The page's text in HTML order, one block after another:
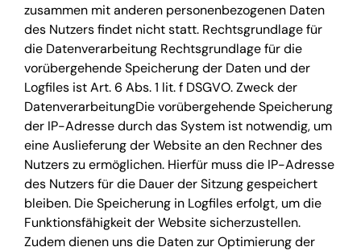
zusammen mit anderen personenbezogenen Daten
des Nutzers findet nicht statt. Rechtsgrundlage für
die Datenverarbeitung Rechtsgrundlage für die
vorübergehende Speicherung der Daten und der
Logfiles ist Art. 6 Abs. 1 lit. f DSGVO. Zweck der
DatenverarbeitungDie vorübergehende Speicherung
der IP-Adresse durch das System ist notwendig, um
eine Auslieferung der Website an den Rechner des
Nutzers zu ermöglichen. Hierfür muss die IP-Adresse
des Nutzers für die Dauer der Sitzung gespeichert
bleiben. Die Speicherung in Logfiles erfolgt, um die
Funktionsfähigkeit der Website sicherzustellen.
Zudem dienen uns die Daten zur Optimierung der